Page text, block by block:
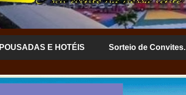
POUSADAS E HOTÉIS Sorteio de Convites.